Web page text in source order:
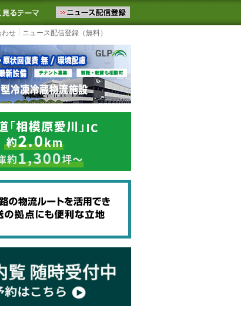
をお届けします。物流ニュースメール配信を登録す
入りに追加 よく見るテーマ
わせ ニュース配信登録（無料）